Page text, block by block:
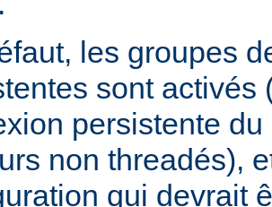
les groupes
sont activés
persistente
non threadés),
qui devrait